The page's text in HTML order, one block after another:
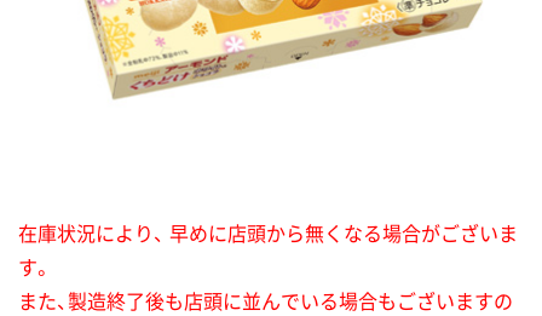
在庫状況により、 早めに店頭から無くなる場合がございま
す。
また、製造終了後も店頭に並んでいる場合もございますの